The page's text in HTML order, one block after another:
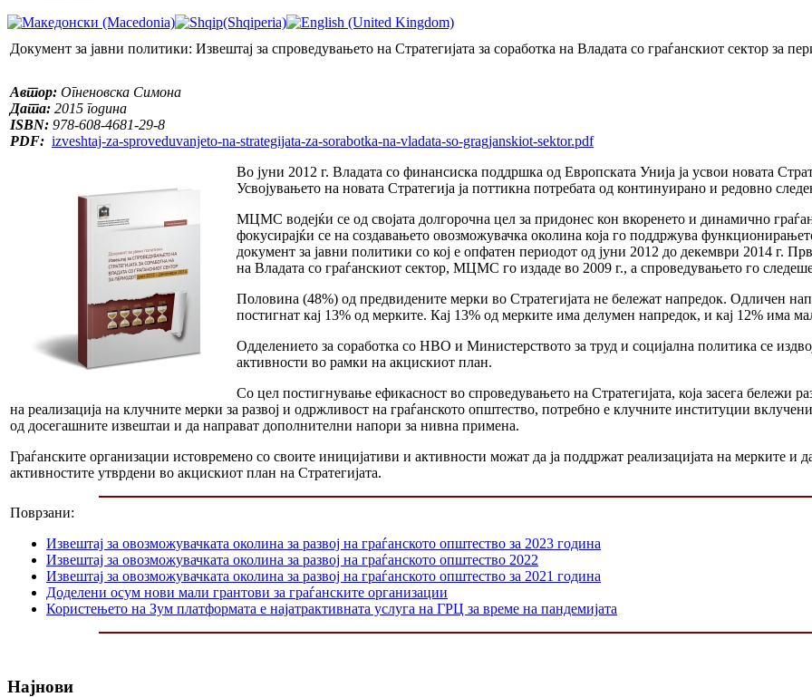
Документ за јавни политики: Извештај за спроведувањето на Стратегијата за соработка на Владата со граѓанскиот сектор за
Автор: Огненовска Симона
Дата: 2015 година
ISBN: 978-608-4681-29-8
PDF: izveshtaj-za-sproveduvanjeto-na-strategijata-za-sorabotka-na-vladata-so-gragjanskiot-sektor.pdf
Во јуни 2012 г. Владата со финансиска поддршка од Европската Унија ја усвои новата
Усвојувањето на новата Стратегија ја поттикна потребата од континуирано и редовно
МЦМС водејќи се од својата долгорочна цел за придонес кон вкоренето и динамично
фокусирајќи се на создавањето овозможувачка околина која го поддржува
документ за јавни политики со кој е опфатен периодот од јуни 2012 до декември 2014 г.
на Владата со граѓанскиот сектор, МЦМС го издаде во 2009 г., а спроведувањето го
Половина (48%) од предвидените мерки во Стратегијата не бележат напредок. Одличен
постигнат кај 13% од мерките. Кај 13% од мерките има делумен напредок, и кај 12% има
Одделението за соработка со НВО и Министерството за труд и социјална политика се
активности во рамки на акцискиот план.
Со цел постигнување ефикасност во спроведувањето на Стратегијата, која засега бележи
на реализација на клучните мерки за развој и одржливост на граѓанското општество, потребно е клучните институции
од досегашните извештаи и да направат дополнителни напори за нивна примена.
Граѓанските организации истовремено со своите иницијативи и активности можат да ја поддржат реализацијата на мерките и
активностите утврдени во акцискиот план на Стратегијата.
Поврзани:
Извештај за овозможувачката околина за развој на граѓанското општество за 2023 година
Извештај за овозможувачката околина за развој на граѓанското општество 2022
Извештај за овозможувачката околина за развој на граѓанското општество за 2021 година
Доделени осум нови мали грантови за граѓанските организации
Користењето на Зум платформата е најатрактивната услуга на ГРЦ за време на пандемијата
Најнови